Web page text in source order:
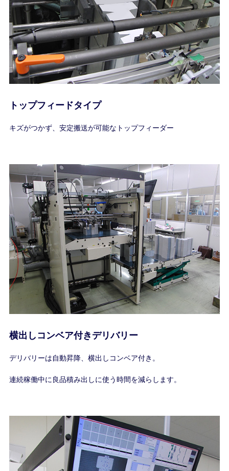
トップフィードタイプ
キズがつかず、安定搬送が可能なトップフィーダー
横出しコンベア付きデリバリー
デリバリーは自動昇降、横出しコンベア付き。
連続稼働中に良品積み出しに使う時間を減らします。